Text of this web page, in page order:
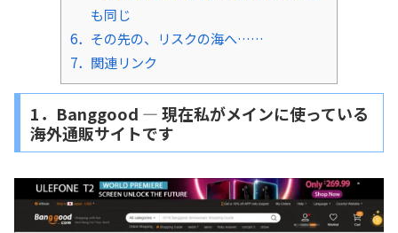
も同じ
6．その先の、リスクの海へ……
7．関連リンク
1．Banggood ― 現在私がメインに使っている
海外通販サイトです